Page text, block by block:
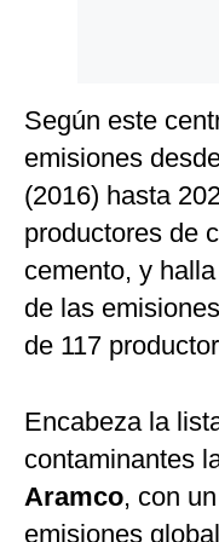
Según este
emisiones
(2016) hasta
productores de
cemento, y
de las
de 117
Encabeza la
contaminantes
Aramco, con
emisiones